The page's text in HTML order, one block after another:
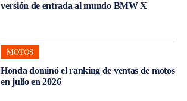
versión de entrada al mundo BMW X
MOTOS
Honda dominó el ranking de ventas de motos
en julio en 2026